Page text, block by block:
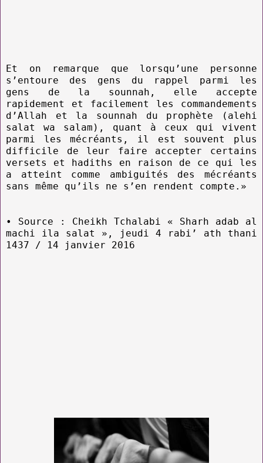
Et on remarque que lorsqu’une personne
s’entoure des gens du rappel parmi les
gens de la sounnah, elle accepte
rapidement et facilement les commandements
d’Allah et la sounnah du prophète (alehi
salat wa salam), quant à ceux qui vivent
parmi les mécréants, il est souvent plus
difficile de leur faire accepter certains
versets et hadiths en raison de ce qui les
a atteint comme ambiguités des mécréants
sans même qu’ils ne s’en rendent compte.»
• Source : Cheikh Tchalabi « Sharh adab al
machi ila salat », jeudi 4 rabi’ ath thani
1437 / 14 janvier 2016